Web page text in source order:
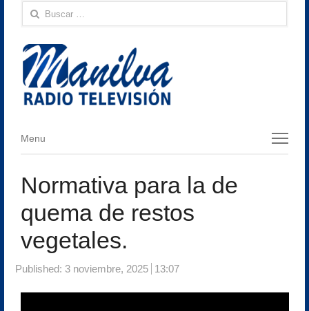
Buscar:
Menu
Menu
Normativa para la de
quema de restos
vegetales.
Published: 3 noviembre, 2025 13:07